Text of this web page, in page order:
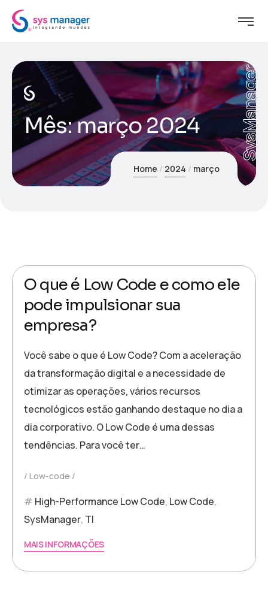
Mês:março 2024 SysManager
Home 2024 março
O que é Low Code e como ele
pode impulsionar sua
empresa?
Você sabe o que é Low Code? Com a aceleração
da transformação digital e a necessidade de
otimizar as operações, vários recursos
tecnológicos estão ganhando destaque no dia a
dia corporativo. O Low Code é uma dessas
tendências. Para você ter…
Low-code
High-Performance Low Code, Low Code,
SysManager, TI
MAIS INFORMAÇÕES